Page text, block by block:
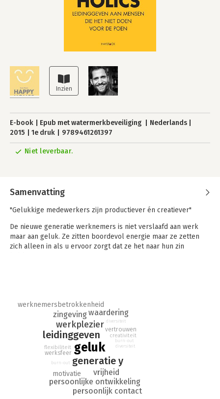
E-book Epub met watermerkbeveiliging
Nederlands
2015
1e druk 9789461261397
Niet leverbaar.
Samenvatting
"Gelukkige medewerkers zijn productiever én creatiever"
De nieuwe generatie werknemers is niet verslaafd aan werk
maar aan geluk. Ze zitten boordevol energie maar ze zetten
zich alleen in als u ervoor zorgt dat ze het naar hun zin
vertrokken als u niet investeert in hun dagelijks geluk.
'Happyholics' laat de stem horen van een nieuwe generatie.
Lees wat jonge medewerkers van u verwachten en hoe u in een
vergrijzende samenleving van hen kunt profiteren.
Happyholics zijn goud waard.
Itamar Sharon (29) is zelf ook een happyholic. Hij werkte bij
traditionele bedrijven en ontdekte al vlug dat hij daar niet
gelukkig zou worden. Sindsdien richt hij zich op het helpen van
bedrijven en leidinggevenden die willen inspelen op de
geluk
generatie y
leidinggeven
werkplezier
vrijheid
persoonlijke ontwikkeling
zingevingwaardering
persoonlijk contact
werknemersbetrokkenheid
motivatie
werksfeer
vertrouwen
flexibiliteit
creativiteit
burn-out
diversiteit
burn-out
diversiteit